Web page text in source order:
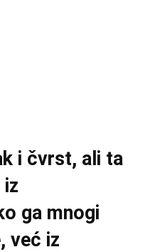
i čvrst, ali ta
ga mnogi
već iz